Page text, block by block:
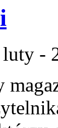
-